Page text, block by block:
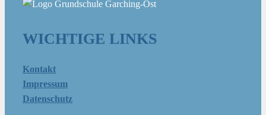
WICHTIGE LINKS
Kontakt
Impressum
Datenschutz